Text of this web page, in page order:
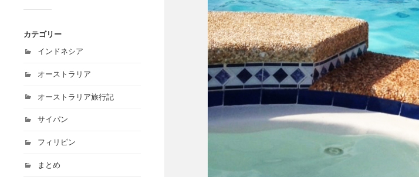
カテゴリー
インドネシア
オーストラリア
オーストラリア旅行記
サイパン
フィリピン
まとめ